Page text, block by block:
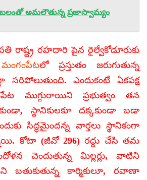
అమలౌతున్న ప్రజాస్వామ్యం
రాష్ట్ర రహదారి పైన రైల్వేకోడూరుకు
మంగంపేటలో ప్రస్తుతం జరుగుతున్న
ఎందుకంటే ఏకపక్ష
ముగ్గురాయిని ప్రభుత్వం తన
స్థానికులకూ దక్కకుండా బడా
సిద్ధమైందన్న వార్తలు స్థానికంగా
కోటా (జీవో 296) రద్దు చేసి తమ
చెందుతున్న మిల్లర్లు, వాటిని
బతుకుతున్న కార్మికులూ, రవాణా